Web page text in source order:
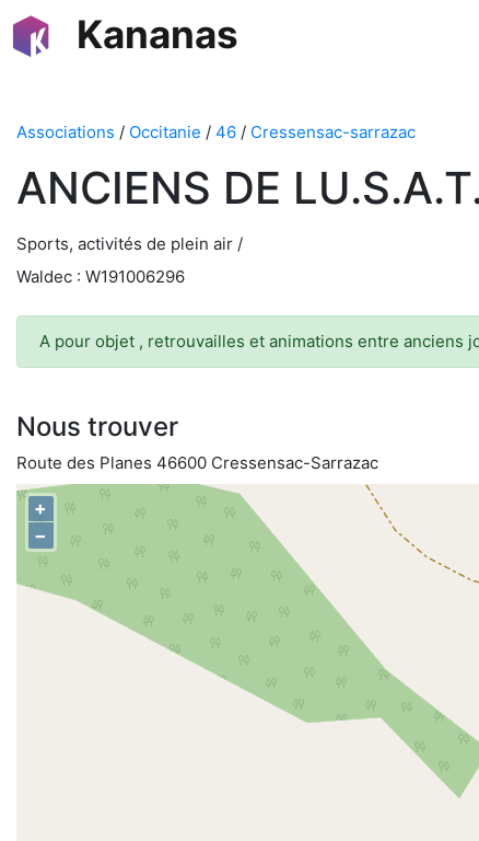
Kananas
Associations / Occitanie / 46 / Cressensac-sarrazac
ANCIENS DE
Sports, activités de plein air /
Waldec : W191006296
A pour objet , retrouvailles et animations entre anciens
Nous trouver
Route des Planes 46600 Cressensac-Sarrazac
+
−